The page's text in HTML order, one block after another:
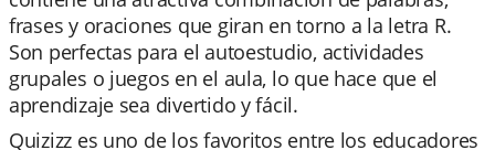
frases y oraciones que giran en torno a la letra R.
Son perfectas para el autoestudio, actividades
grupales o juegos en el aula, lo que hace que el
aprendizaje sea divertido y fácil.
Quizizz es uno de los favoritos entre los educadores